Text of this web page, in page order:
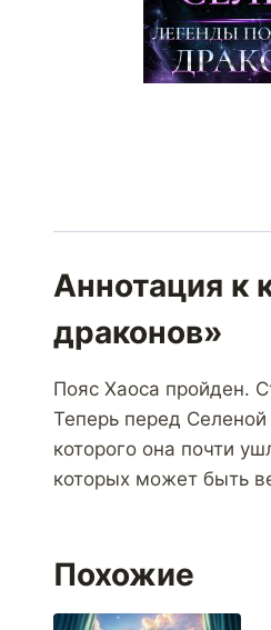
Аннотация к
драконов»
Пояс Хаоса пройден.
Теперь перед
которого она почти
которых может быть
Похожие